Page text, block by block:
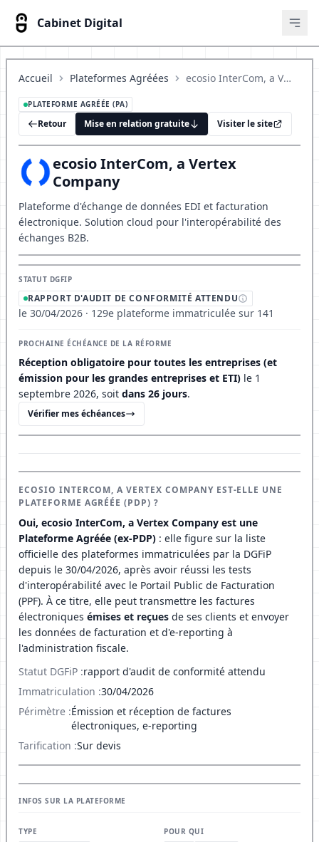
Cabinet Digital
Accueil Plateformes Agréées ecosio InterCom, a Vertex Company
PLATEFORME AGRÉÉE (PA)
Retour Mise en relation gratuite Visiter le site
ecosio InterCom, a Vertex
Company
Plateforme d'échange de données EDI et facturation
électronique. Solution cloud pour l'interopérabilité des
échanges B2B.
STATUT DGFIP
RAPPORT D'AUDIT DE CONFORMITÉ ATTENDU
le 30/04/2026 · 129e plateforme immatriculée sur 141
PROCHAINE ÉCHÉANCE DE LA RÉFORME
Réception obligatoire pour toutes les entreprises (et
émission pour les grandes entreprises et ETI) le 1
septembre 2026, soit dans 26 jours.
Vérifier mes échéances
ECOSIO INTERCOM, A VERTEX COMPANY EST-ELLE UNE
PLATEFORME AGRÉÉE (PDP) ?
Oui, ecosio InterCom, a Vertex Company est une
Plateforme Agréée (ex-PDP) : elle figure sur la liste
officielle des plateformes immatriculées par la DGFiP
depuis le 30/04/2026, après avoir réussi les tests
d'interopérabilité avec le Portail Public de Facturation
(PPF). À ce titre, elle peut transmettre les factures
électroniques émises et reçues de ses clients et envoyer
les données de facturation et d'e-reporting à
l'administration fiscale.
Statut DGFiP :rapport d'audit de conformité attendu
Immatriculation :30/04/2026
Périmètre :Émission et réception de factures
électroniques, e-reporting
Tarification :Sur devis
INFOS SUR LA PLATEFORME
TYPE POUR QUI